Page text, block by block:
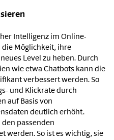
Intelligenz im Online-
Möglichkeit, ihre
Level zu heben. Durch
wie etwa Chatbots kann die
verbessert werden. So
und Klickrate durch
auf Basis von
deutlich erhöht.
passenden
werden. So ist es wichtig, sie